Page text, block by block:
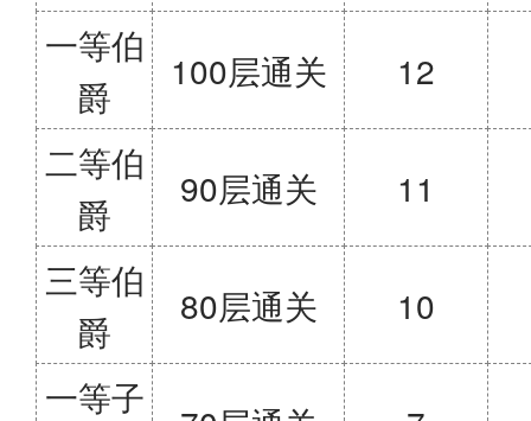
一等伯
爵
100层通关
12
二等伯
爵
90层通关
11
三等伯
爵
80层通关
10
一等子